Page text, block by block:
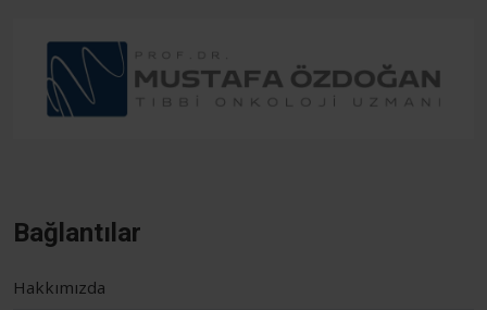
Bağlantılar
Hakkımızda